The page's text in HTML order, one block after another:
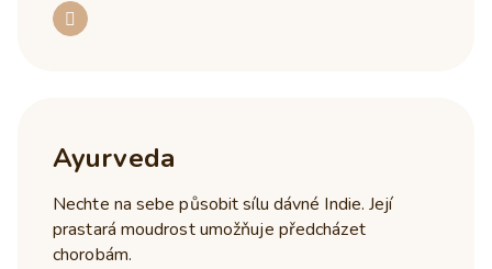
Ayurveda
Nechte na sebe působit sílu dávné Indie. Její
prastará moudrost umožňuje předcházet
chorobám.